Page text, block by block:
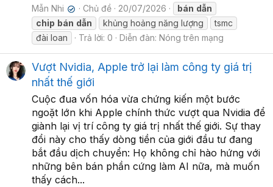
Mẫn Nhi ✔ Chủ đề 20/07/2026 bán dẫn
chip bán dẫn khủng hoảng năng lượng
tsmc
đài loan
Trả lời: 0 Diễn đàn: Nóng trên mạng
Vượt Nvidia, Apple trở lại làm công ty giá trị
nhất thế giới
Cuộc đua vốn hóa vừa chứng kiến một bước
ngoặt lớn khi Apple chính thức vượt qua Nvidia để
giành lại vị trí công ty giá trị nhất thế giới. Sự thay
đổi này cho thấy dòng tiền của giới đầu tư đang
bắt đầu dịch chuyển: Họ không chỉ hào hứng với
những bên bán phần cứng làm AI nữa, mà muốn
thấy cách...